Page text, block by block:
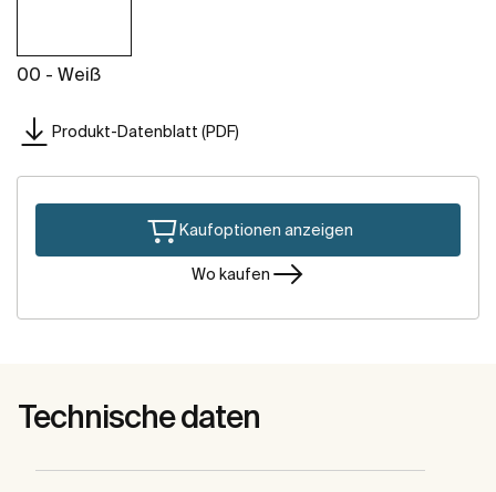
00 - Weiß
Produkt-Datenblatt (PDF)
Kaufoptionen anzeigen
Wo kaufen
Technische daten